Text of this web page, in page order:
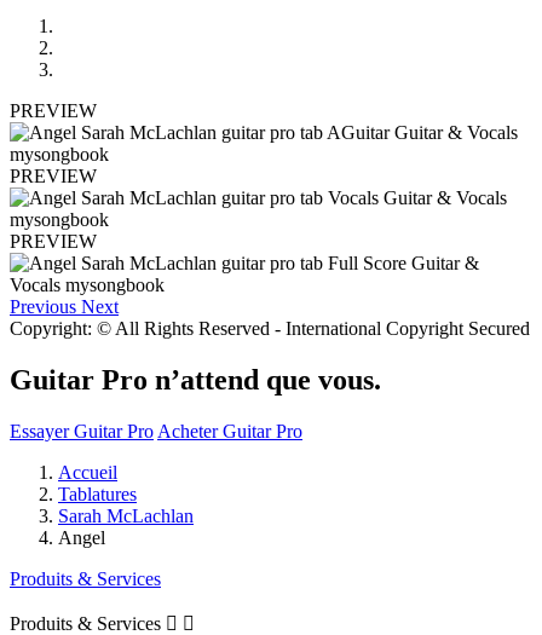
PREVIEW
PREVIEW
PREVIEW
Previous Next
Copyright: © All Rights Reserved - International Copyright Secured
Guitar Pro n’attend que vous.
Essayer Guitar Pro Acheter Guitar Pro
Accueil
Tablatures
Sarah McLachlan
Angel
Produits & Services
Produits & Services  